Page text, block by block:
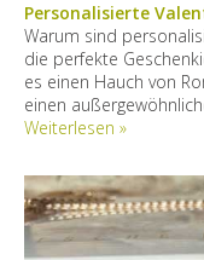
Personalisierte
Warum sind
die perfekte
es einen Hauch von
einen
Weiterlesen »